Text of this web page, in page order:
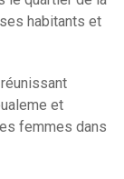
ses habitants et
et
femmes dans